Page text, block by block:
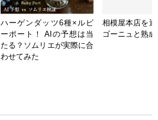
ハーゲンダッツ6種×ルビ
ーポート！ AIの予想は当
たる？ソムリエが実際に合
わせてみた
相模屋本店を
ゴーニュと熟